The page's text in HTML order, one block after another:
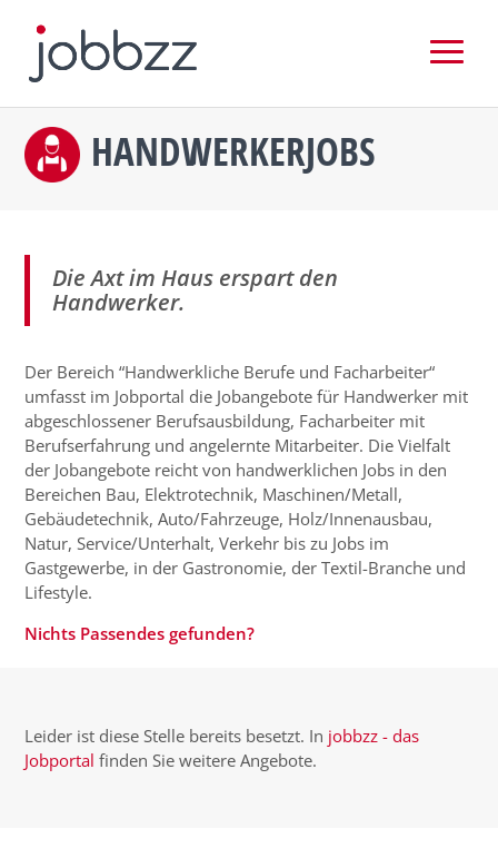
HANDWERKERJOBS
Die Axt im Haus erspart den
Handwerker.
Der Bereich “Handwerkliche Berufe und Facharbeiter“
umfasst im Jobportal die Jobangebote für Handwerker mit
abgeschlossener Berufsausbildung, Facharbeiter mit
Berufserfahrung und angelernte Mitarbeiter. Die Vielfalt
der Jobangebote reicht von handwerklichen Jobs in den
Bereichen Bau, Elektrotechnik, Maschinen/Metall,
Gebäudetechnik, Auto/Fahrzeuge, Holz/Innenausbau,
Natur, Service/Unterhalt, Verkehr bis zu Jobs im
Gastgewerbe, in der Gastronomie, der Textil-Branche und
Lifestyle.
Nichts Passendes gefunden?
Leider ist diese Stelle bereits besetzt. In jobbzz - das
Jobportal finden Sie weitere Angebote.